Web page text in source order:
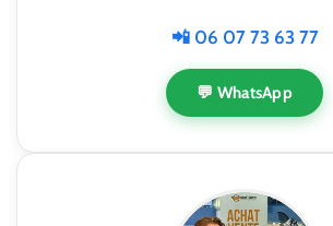
📲 06 07 73 63 77
💬 WhatsApp